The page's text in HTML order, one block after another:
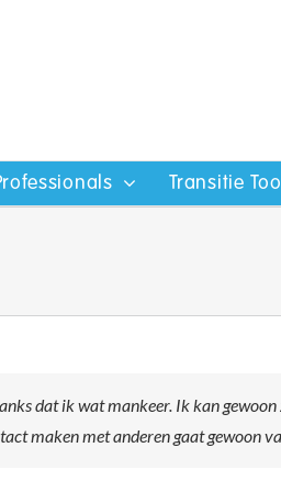
Transitie
dat ik wat mankeer. Ik kan
maken met anderen gaat gewoon